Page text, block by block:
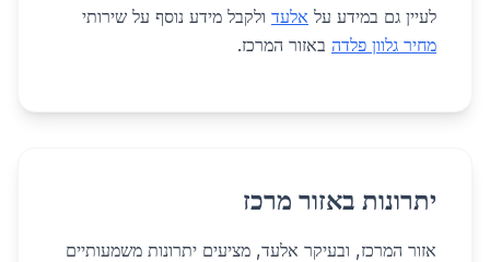
לעיין גם במידע על אלעד ולקבל מידע נוסף על שירותי
מחיר גלוון פלדה באזור המרכז.
יתרונות באזור מרכז
אזור המרכז, ובעיקר אלעד, מציעים יתרונות משמעותיים